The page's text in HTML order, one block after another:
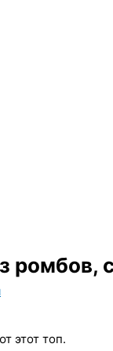
ромбов,
этот топ.